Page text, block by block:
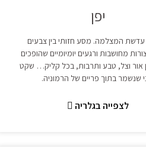
יפן
עדשת המצלמה. מסע חזותי בין צבעים
מחושבות ורגעים יומיומיים שהופכים
אור וצל, טבע ותרבות, בכל קליק… שקט
שנשמר בתוך פריים של הרמוניה.
לצפייה בגלריה